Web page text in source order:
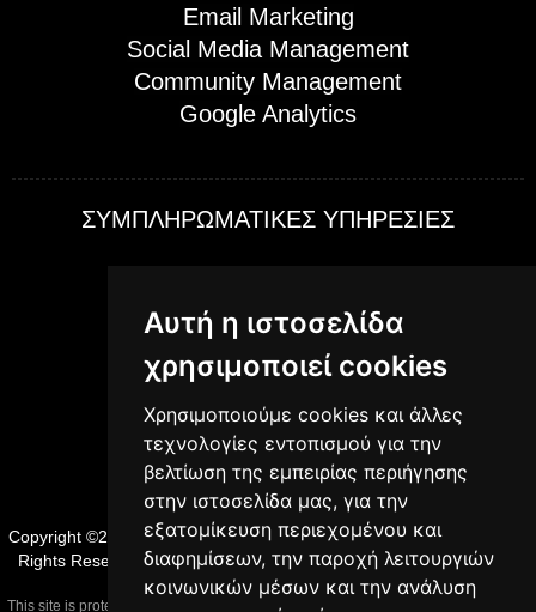
Αυτή η ιστοσελίδα
χρησιμοποιεί cookies
Χρησιμοποιούμε cookies και άλλες
τεχνολογίες εντοπισμού για την
βελτίωση της εμπειρίας περιήγησης
στην ιστοσελίδα μας, για την
εξατομίκευση περιεχομένου και
διαφημίσεων, την παροχή λειτουργιών
κοινωνικών μέσων και την ανάλυση
Email Marketing
Social Media Management
Community Management
Google Analytics
ΣΥΜΠΛΗΡΩΜΑΤΙΚΕΣ ΥΠΗΡΕΣΙΕΣ
Δημιουργία Video Content
Παραγωγή Music Video
Δημιουργία WEB-TV
Web App Photo Gallery
Web App Real Estate
Copyright ©2000-2026Κατασκευή ΙστοσελίδωνNetPlanet Greece All
Rights Reserved -Terms of Use- Crazy in withNetPlanet iCMS
This site is protected by reCAPTCHA and the Google